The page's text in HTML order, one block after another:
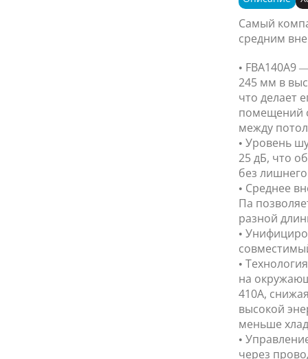
Самый
средним
• FBA140A9
245 мм в
что делает
помещений
между
• Уровень
25 дБ, что
без
• Среднее
Па
разной
•
•
на
410A,
высокой
меньше
•
через